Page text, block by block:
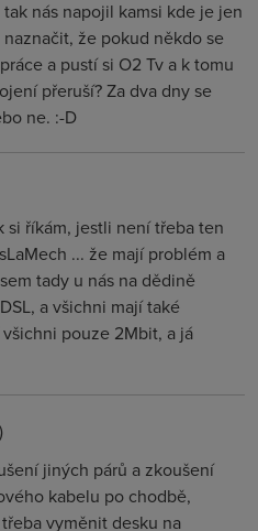
nás napojil kamsi kde je jen
že pokud někdo se
a pustí si O2 Tv a k tomu
přeruší? Za dva dny se
ne. :-D
si říkám, jestli není třeba ten
... že mají problém a
tady u nás na dědině
a všichni mají také
pouze 2Mbit, a já
jiných párů a zkoušení
kabelu po chodbě,
vyměnit desku na